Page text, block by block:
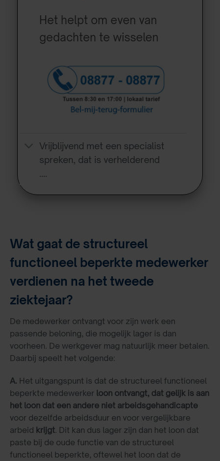
Het helpt om even van
gedachten te wisselen
Vrijblijvend met een specialist
spreken, dat is verhelderend
….
Wat gaat de structureel
functioneel beperkte medewerker
verdienen na het tweede
ziektejaar?
De medewerker ontvangt voor zijn werk een
passende beloning, die mogelijk lager is dan
voorheen. De werkgever mag natuurlijk meer betalen.
Daarbij speelt het volgende:
A. Het uitgangspunt is dat de structureel functioneel
beperkte medewerker loon ontvangt, dat gelijk is aan
het loon dat een andere niet arbeidsgehandicapte
voor dezelfde arbeidsduur en voor vergelijkbare
arbeid krijgt. Dit kan dus lager zijn dan het loon dat
paste bij de oude functie van de structureel
functioneel beperkte, oftewel het loon dat de